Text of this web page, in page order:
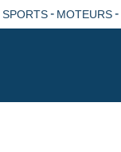
SPORTS- MOTEURS-